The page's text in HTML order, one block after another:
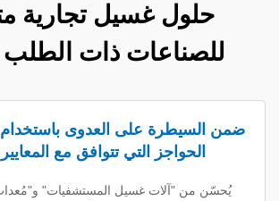
غسيل تجارية متقدمة
ذات الطلب العالي
على العدوى باستخدام أجهزة غسيل
التي تتوافق مع المعايير الطبية.
"آلات غسيل المستشفيات" و"مُعدات غسيل العزل